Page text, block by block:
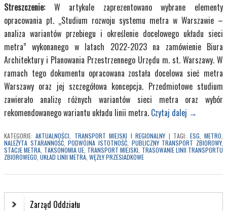
Streszczenie: W artykule zaprezentowano wybrane elementy
opracowania pt. „Studium rozwoju systemu metra w Warszawie –
analiza wariantów przebiegu i określenie docelowego układu sieci
metra” wykonanego w latach 2022-2023 na zamówienie Biura
Architektury i Planowania Przestrzennego Urzędu m. st. Warszawy. W
ramach tego dokumentu opracowana została docelowa sieć metra
Warszawy oraz jej szczegółowa koncepcja. Przedmiotowe studium
zawierało analizę różnych wariantów sieci metra oraz wybór
rekomendowanego wariantu układu linii metra. Czytaj dalej →
KATEGORIE: AKTUALNOŚCI TRANSPORT MIEJSKI I REGIONALNY | TAGI: ESG ,METRO
NALEŻYTA STARANNOŚĆ,PODWÓJNA ISTOTNOŚĆ PUBLICZNY TRANSPORT ZBIOROWY,
STACJE METRA TAKSONOMIA UE, TRANSPORT MIEJSKI TRASOWANIE LINII TRANSPORTU
ZBIOROWEGO UKŁAD LINII METRA WĘZŁY PRZESIADKOWE
Zarząd Oddziału